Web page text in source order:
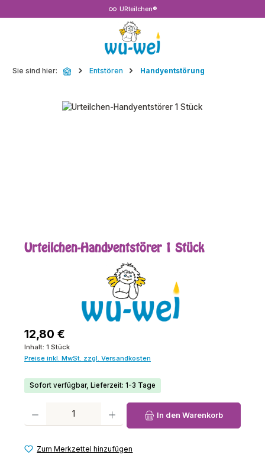
URteilchen®
Sie sind hier: Entstören Handyentstörung
Bildergalerie überspringen
Urteilchen-Handyentstörer 1 Stück
Regulärer Preis:
12,80 €
Inhalt: 1 Stück
Preise inkl. MwSt. zzgl. Versandkosten
Sofort verfügbar, Lieferzeit: 1-3 Tage
Produkt Anzahl: Gib den gewünschten Wert ein oder benutze die
In den Warenkorb
Zum Merkzettel hinzufügen